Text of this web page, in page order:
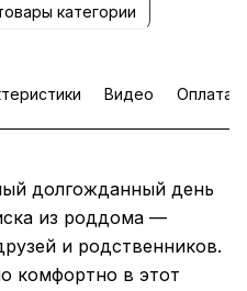
категории
Видео Оплата
долгожданный день
из роддома —
и родственников.
комфортно в этот